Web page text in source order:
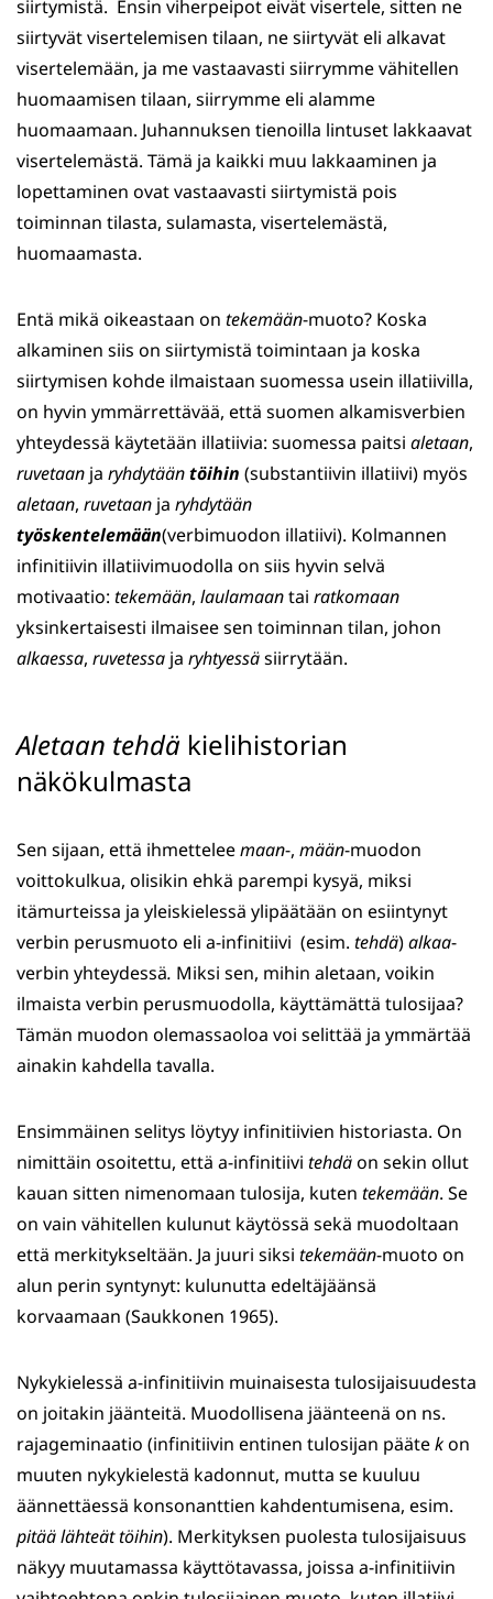
siirtymistä. Ensin viherpeipot eivät visertele, sitten ne
siirtyvät visertelemisen tilaan, ne siirtyvät eli alkavat
visertelemään, ja me vastaavasti siirrymme vähitellen
huomaamisen tilaan, siirrymme eli alamme
huomaamaan. Juhannuksen tienoilla lintuset lakkaavat
visertelemästä. Tämä ja kaikki muu lakkaaminen ja
lopettaminen ovat vastaavasti siirtymistä pois
toiminnan tilasta, sulamasta, visertelemästä,
huomaamasta.
Entä mikä oikeastaan on tekemään-muoto? Koska
alkaminen siis on siirtymistä toimintaan ja koska
siirtymisen kohde ilmaistaan suomessa usein illatiivilla,
on hyvin ymmärrettävää, että suomen alkamisverbien
yhteydessä käytetään illatiivia: suomessa paitsi aletaan,
ruvetaan ja ryhdytääntöihin (substantiivin illatiivi) myös
aletaan, ruvetaan ja ryhdytään
työskentelemään(verbimuodon illatiivi). Kolmannen
infinitiivin illatiivimuodolla on siis hyvin selvä
motivaatio: tekemään, laulamaantai ratkomaan
yksinkertaisesti ilmaisee sen toiminnan tilan, johon
alkaessa, ruvetessa ja ryhtyessäsiirrytään.
Aletaan tehdä kielihistorian
näkökulmasta
Sen sijaan, että ihmetteleemaan-, mään-muodon
voittokulkua, olisikin ehkä parempi kysyä, miksi
itämurteissa ja yleiskielessä ylipäätään on esiintynyt
verbin perusmuoto eli a-infinitiivi (esim. tehdä)alkaa-
verbin yhteydessä. Miksi sen, mihin aletaan, voikin
ilmaista verbin perusmuodolla, käyttämättä tulosijaa?
Tämän muodon olemassaoloa voi selittää ja ymmärtää
ainakin kahdella tavalla.
Ensimmäinen selitys löytyy infinitiivien historiasta. On
nimittäin osoitettu, että a-infinitiivi tehdäon sekin ollut
kauan sitten nimenomaan tulosija, kuten tekemään. Se
on vain vähitellen kulunut käytössä sekä muodoltaan
että merkitykseltään. Ja juuri siksi tekemään-muoto on
alun perin syntynyt: kulunutta edeltäjäänsä
korvaamaan (Saukkonen 1965).
Nykykielessä a-infinitiivin muinaisesta tulosijaisuudesta
on joitakin jäänteitä. Muodollisena jäänteenä on ns.
rajageminaatio (infinitiivin entinen tulosijan päätekon
muuten nykykielestä kadonnut, mutta se kuuluu
äännettäessä konsonanttien kahdentumisena, esim.
pitää lähteät töihin). Merkityksen puolesta tulosijaisuus
näkyy muutamassa käyttötavassa, joissa a-infinitiivin